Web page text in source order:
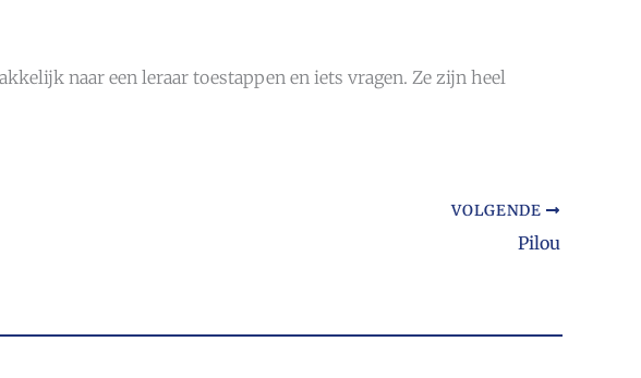
naar een leraar toestappen en iets vragen. Ze zijn heel
VOLGENDE
Pilou